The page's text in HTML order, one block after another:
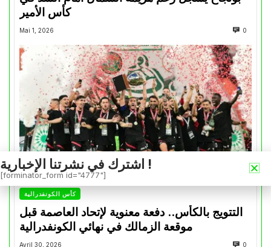
كأس الأمير
Mai 1, 2026 0
كأس الكونفدرالية
التتويج بالكأس.. دفعة معنوية لإتحاد العاصمة قبل
موقعة الزمالك في نهائي الكونفدرالية
Avril 30, 2026 0
اشترك في نشرتنا الإخبارية !
[forminator_form id="4777"]